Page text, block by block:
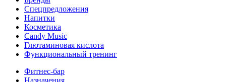
Спецпредложения
Напитки
Косметика
Candy Music
Глютаминовая кислота
Функциональный тренинг
Фитнес-бар
Назначения